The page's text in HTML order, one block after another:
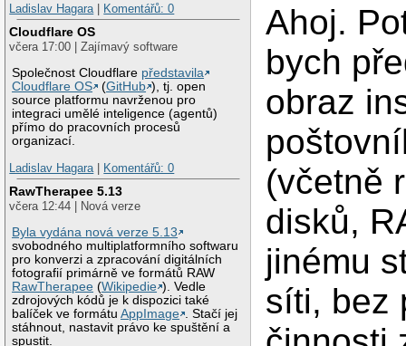
Ladislav Hagara
Komentářů: 0
Cloudflare OS
včera 17:00 | Zajímavý software
Společnost Cloudflare představila
Cloudflare OS
(GitHub ), tj. open
source platformu navrženou pro
integraci umělé inteligence (agentů)
přímo do pracovních procesů
organizací.
Ladislav Hagara
Komentářů: 0
RawTherapee 5.13
včera 12:44 | Nová verze
Byla vydána nová verze 5.13
svobodného multiplatformního softwaru
pro konverzi a zpracování digitálních
fotografií primárně ve formátů RAW
RawTherapee (Wikipedie ). Vedle
zdrojových kódů je k dispozici také
balíček ve formátuAppImage . Stačí jej
stáhnout, nastavit právo ke spuštění a
spustit.
Ahoj.
bych
obraz
(včetně
disků,
jinému
síti, bez